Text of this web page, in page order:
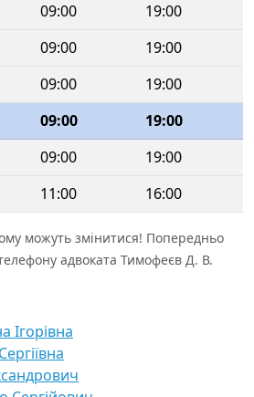
09:00
19:00
09:00
19:00
09:00
19:00
09:00
19:00
09:00
19:00
11:00 16:00
можуть змінитися! Попередньо
адвоката Тимофеєв Д. В.
Ігорівна